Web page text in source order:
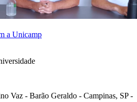
a Unicamp
Vaz - Barão Geraldo - Campinas, SP -